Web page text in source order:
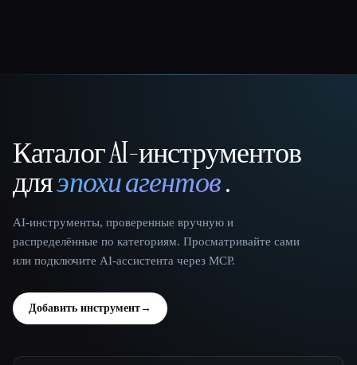
That AI Collection
Каталог AI-инструментов
дляэпохи агентов.
AI-инструменты, проверенные вручную и
распределённые по категориям. Просматривайте сами
или подключите AI-ассистента через MCP.
Добавить инструмент→